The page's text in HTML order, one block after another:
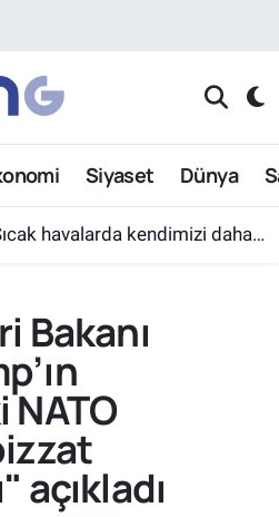
Siyaset Dünya
daha gergin, sabırsız ve öfkeli hissedebiliriz'
Bakanı
NATO
açıkladı
ve Fikstür